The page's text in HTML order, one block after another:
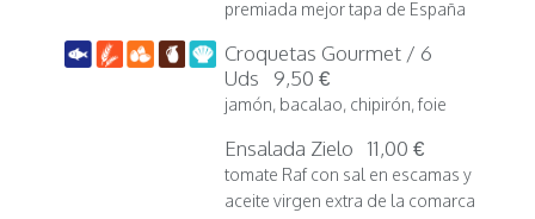
premiada mejor tapa de España
Croquetas Gourmet / 6
Uds 9,50 €
jamón, bacalao, chipirón, foie
Ensalada Zielo 11,00 €
tomate Raf con sal en escamas y
aceite virgen extra de la comarca